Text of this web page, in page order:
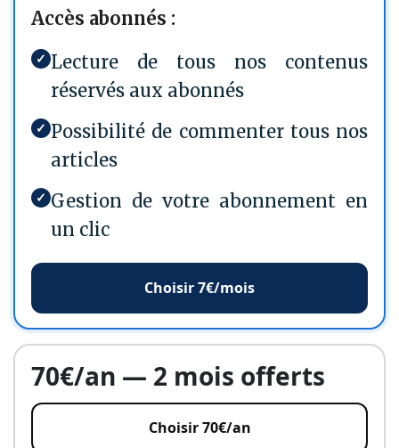
Accès abonnés :
✓ Lecture de tous nos contenus
réservés aux abonnés
✓ Possibilité de commenter tous nos
articles
✓ Gestion de votre abonnement en
un clic
Choisir 7€/mois
70€/an — 2 mois offerts
Choisir 70€/an